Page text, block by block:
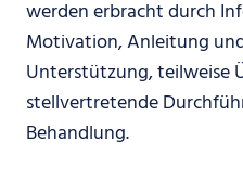
werden erbracht durch
Motivation, Anleitung
Unterstützung, teilweise
stellvertretende
Behandlung.